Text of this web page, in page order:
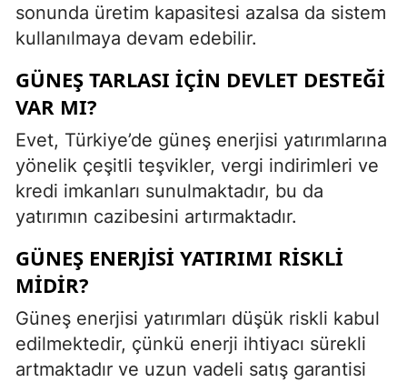
sonunda üretim kapasitesi azalsa da sistem
kullanılmaya devam edebilir.
GÜNEŞ TARLASI IÇIN DEVLET DESTEĞI
VAR MI?
Evet, Türkiye’de güneş enerjisi yatırımlarına
yönelik çeşitli teşvikler, vergi indirimleri ve
kredi imkanları sunulmaktadır, bu da
yatırımın cazibesini artırmaktadır.
GÜNEŞ ENERJISI YATIRIMI RISKLI
MIDIR?
Güneş enerjisi yatırımları düşük riskli kabul
edilmektedir, çünkü enerji ihtiyacı sürekli
artmaktadır ve uzun vadeli satış garantisi